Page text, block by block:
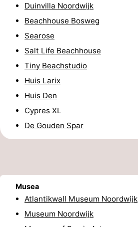
Parkeren
Reisboekenwinkel
Nieuws
Medische
adressen
Regio
Noord-
Holland
Natuur
Duinen
-
aan
Bergen
Duinvilla Noordwijk
Beachhouse Bosweg
Searose
Salt Life Beachhouse
Tiny Beachstudio
Huis Larix
Huis Den
Cypres XL
De Gouden Spar
Musea
Atlantikwall Museum Noordwijk
Museum Noordwijk